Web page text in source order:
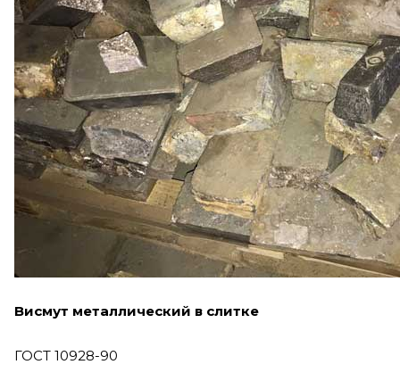
Висмут металлический в слитке
ГОСТ 10928-90